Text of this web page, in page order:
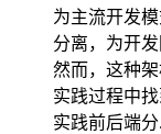
为主流开发
分离，为开
然而，这种
实践过程中
实践前后端分